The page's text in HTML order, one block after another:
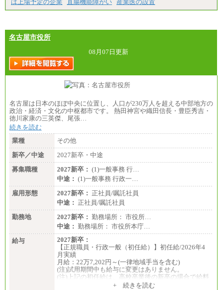
は上場予定の企業 直腸機能障がい 産業医の設置
名古屋市役所
08月07日更新
名古屋は日本のほぼ中央に位置し、人口が230万人を超える中部地方の
政治・経済・文化の中枢都市です。 熱田神宮や織田信長・豊臣秀吉・
徳川家康の三英傑、尾張…
続きを読む
業種
その他
新卒／中途
2027新卒・中途
募集職種
2027新卒： (1)一般事務 行…
中途： (1)一般事務 行政一…
雇用形態
2027新卒： 正社員/嘱託社員
中途： 正社員/嘱託社員
勤務地
2027新卒： 勤務場所： 市役所…
中途： 勤務場所： 市役所本庁…
給与
2027新卒：
【正規職員・行政一般（初任給）】初任給/2026年4
月実績
月給：22万7,202円～(一律地域手当を含む)
(注)試用期間中も給与に変更はありません。
(注)上記の初任給は、高校卒業後の新卒の場合で給料
月額に一律地域手当を加えたものです。
+ 続きを読む